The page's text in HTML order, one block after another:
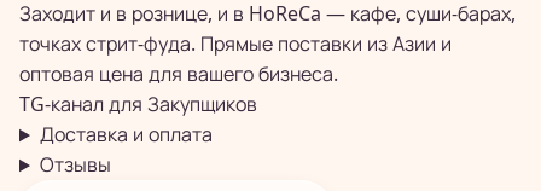
Заходит и в рознице, и в HoReCa — кафе, суши-барах,
точках стрит-фуда. Прямые поставки из Азии и
оптовая цена для вашего бизнеса.
TG-канал для Закупщиков
Доставка и оплата
Отзывы